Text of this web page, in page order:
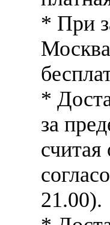
* При
*
за
21.00).